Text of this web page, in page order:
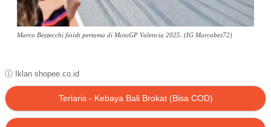
Marco Bezzecchi finish pertama di MotoGP Valencia 2025. (IG Marcobez72)
ⓘ Iklan shopee.co.id
Terlaris - Kebaya Bali Brokat (Bisa COD)